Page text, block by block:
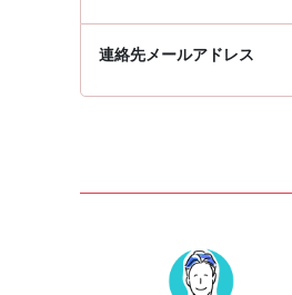
連絡先メールアドレス